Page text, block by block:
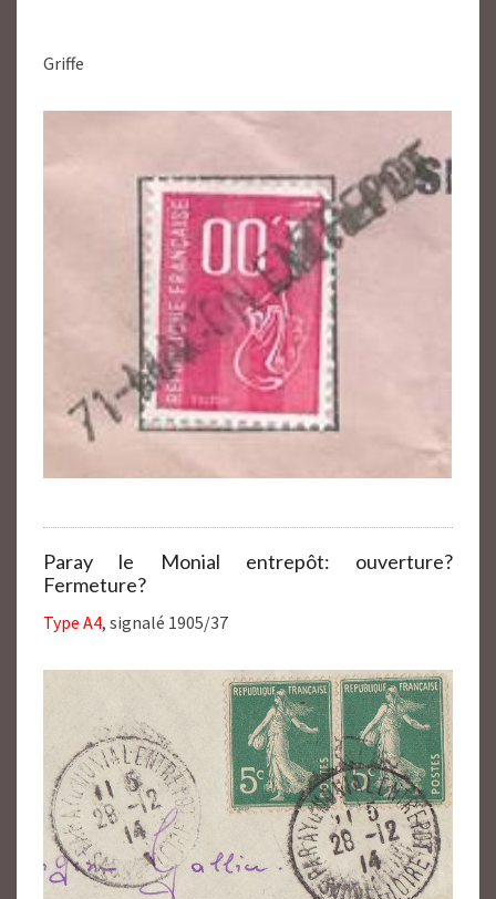
Griffe
Paray le Monial entrepôt: ouverture?
Fermeture?
Type A4, signalé 1905/37